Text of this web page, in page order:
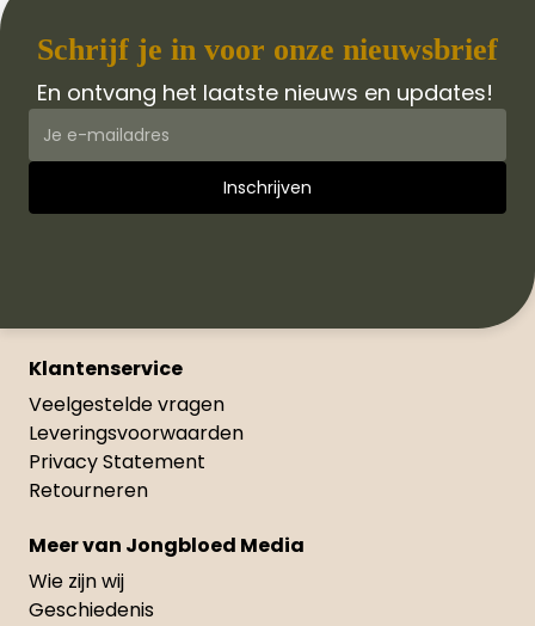
Schrijf je in voor onze nieuwsbrief
En ontvang het laatste nieuws en updates!
Klantenservice
Veelgestelde vragen
Leveringsvoorwaarden
Privacy Statement
Retourneren
Meer van Jongbloed Media
Wie zijn wij
Geschiedenis